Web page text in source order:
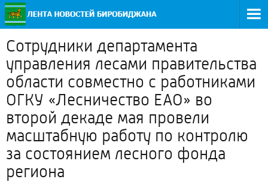
Сотрудники департамента
управления лесами правительства
области совместно с работниками
ОГКУ «Лесничество ЕАО» во
второй декаде мая провели
масштабную работу по контролю
за состоянием лесного фонда
региона